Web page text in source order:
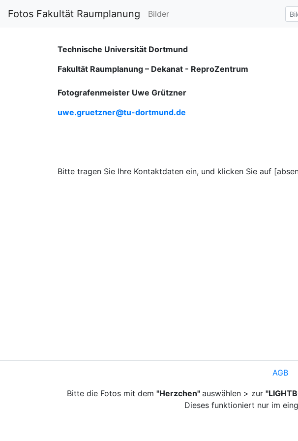
Fotos Fakultät Raumplanung Bilder
Technische Universität Dortmund
Fakultät Raumplanung – Dekanat - ReproZentrum
Fotografenmeister Uwe Grützner
uwe.gruetzner@tu-dortmund.de
Bitte tragen Sie Ihre Kontaktdaten ein, und klicken Sie auf
AGB
Bitte die Fotos mit dem "Herzchen" auswählen > zur
Dieses funktioniert nur im